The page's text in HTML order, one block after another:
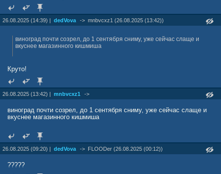
26.08.2025 (14:39) | dedVova -> mnbvcxz1 (26.08.2025 (13:42))
виноград почти созрел, до 1 сентября сниму, уже сейчас слаще и
вкуснее магазинного кишмиша
Круто!
26.08.2025 (13:42) | mnbvcxz1 ->
виноград почти созрел, до 1 сентября сниму, уже сейчас слаще и
вкуснее магазинного кишмиша
26.08.2025 (09:20) | dedVova -> FLOODer (26.08.2025 (00:12))
?????